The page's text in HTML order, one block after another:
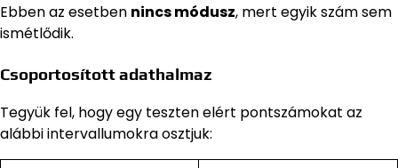
Ebben az esetben nincs módusz, mert egyik szám sem
ismétlődik.
Csoportosított adathalmaz
Tegyük fel, hogy egy teszten elért pontszámokat az
alábbi intervallumokra osztjuk: